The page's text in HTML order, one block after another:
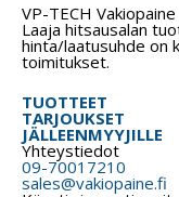
VP-TECH
Laaja hitsausalan
hinta/laatusuhde on
toimitukset.
TUOTTEET
TARJOUKSET
JÄLLEENMYYJILLE
Yhteystiedot
09-70017210
sales@vakiopaine.fi